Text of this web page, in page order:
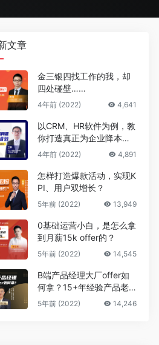
文章
金三银四找工作的我，却
四处碰壁……
4年前 (2022) 4,641
以CRM、HR软件为例，教
你打造真正为企业降本增
效的B端产品
4年前 (2022) 4,891
怎样打造爆款活动，实现K
PI、用户双增长？
5年前 (2022) 13,949
0基础运营小白，是怎么拿
到月薪15k offer的？
5年前 (2022) 14,545
B端产品经理大厂offer如
何拿？15+年经验产品老
司机告诉你答案
5年前 (2022) 14,246